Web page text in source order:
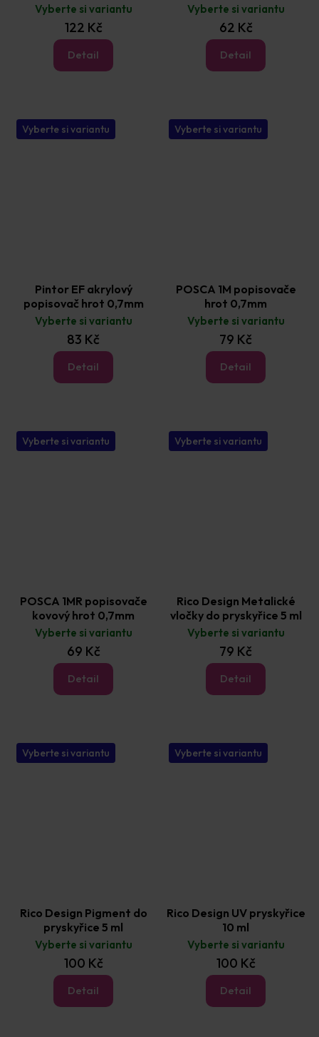
Vyberte si variantu
122 Kč
Detail
Vyberte si variantu
62 Kč
Detail
Vyberte si variantu
Pintor EF akrylový
popisovač hrot 0,7mm
Vyberte si variantu
83 Kč
Detail
Vyberte si variantu
POSCA 1M popisovače
hrot 0,7mm
Vyberte si variantu
79 Kč
Detail
Vyberte si variantu
POSCA 1MR popisovače
kovový hrot 0,7mm
Vyberte si variantu
69 Kč
Detail
Vyberte si variantu
Rico Design Metalické
vločky do pryskyřice 5 ml
Vyberte si variantu
79 Kč
Detail
Vyberte si variantu
Rico Design Pigment do
pryskyřice 5 ml
Vyberte si variantu
100 Kč
Detail
Vyberte si variantu
Rico Design UV pryskyřice
10 ml
Vyberte si variantu
100 Kč
Detail